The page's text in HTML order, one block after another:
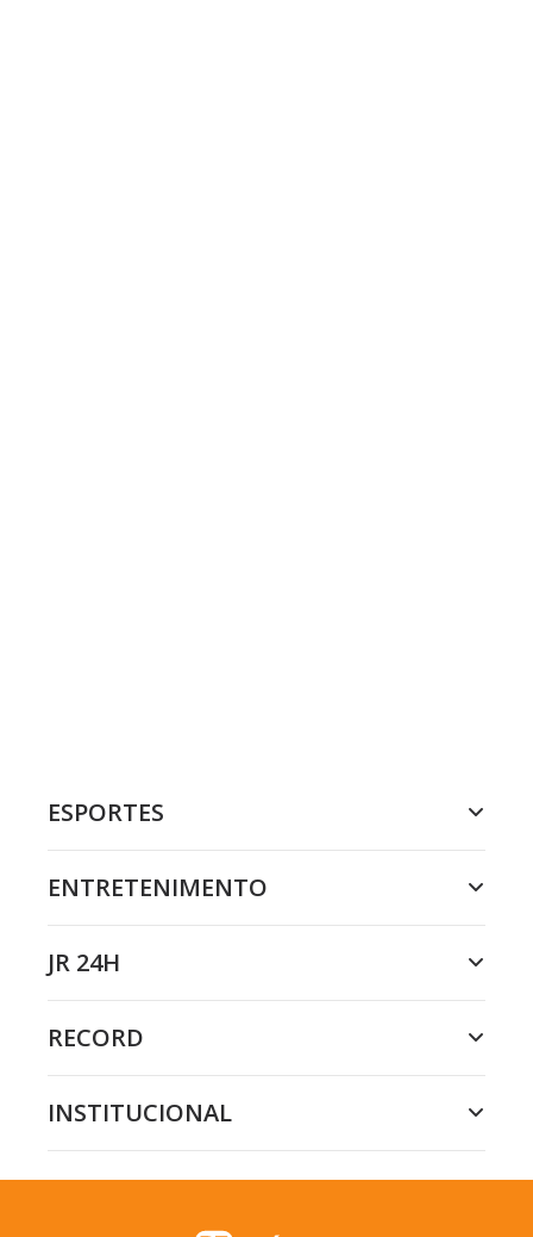
ESPORTES
ENTRETENIMENTO
JR 24H
RECORD
INSTITUCIONAL